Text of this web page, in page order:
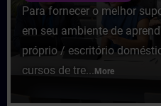
Para fornecer o melhor
em seu ambiente de
próprio / escritório
cursos de tre... More